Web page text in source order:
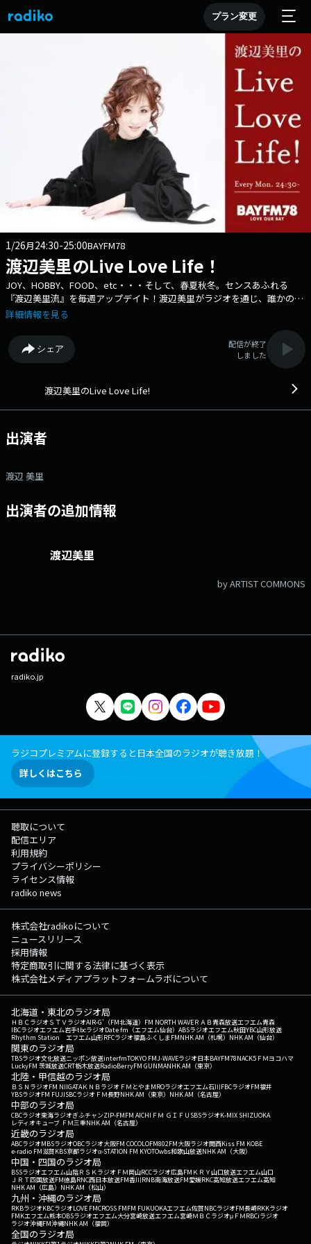
プラン変更
1/26月24:30-25:00BAYFM78
渡辺美里のLive Love Life！
JOY、HOBBY、FOOD、etc・・・そして、春夏秋冬。センスあふれる
『渡辺美里流』を毎週アップデイト！渡辺美里がラジオを通じ、誰かの
「LIFE」にシンクロ。ときに誰かのために涙し、ときに誰かのために叱咤
力になるラジオプログラムです。素敵な音楽で心地よい時間をご一緒
に。 渡辺美里 番組宛メール wmisato@bayfm.co.jp
番組公式HP https://bayfm.co.jp/program/wmisato/ 番組公式ハッシュ
https://twitter.com/misato_official ■BAYFM公式HP ■オンエア楽
詳細情報を見る
シェア
配信が終了
しました
渡辺美里のLive Love Life!
出演者
渡辺 美里
出演者の追加情報
渡辺美里
by ARTIST COMMONS
radiko.jp
ラジコプレミアムに登録すると日本全国のラジオが聴き放題！
詳しくはこちら
聴取について
配信エリア
利用規約
プライバシーポリシー
ライセンス情報
radiko news
株式会社radikoについて
ニュースリリース
採用情報
特定商取引に関する法律に基づく表示
株式会社メディアプラットフォームラボについて
北海道・東北のラジオ局
ＨＢＣラジオＳＴＶラジオAIR-G'（FM北海道） FM NORTH WAVEＲＡＢ青森放送エフエム青森
IBCラジオエフエム岩手tbcラジオDate fm（エフエム仙台） ABSラジオエフエム秋田YBC山形放送
Rhythm Station エフエム山形RFCラジオ福島ふくしまFMNHK AM（札幌） NHK AM（仙台）
関東のラジオ局
TBSラジオ文化放送ニッポン放送interfmTOKYO FMJ-WAVEラジオ日本BAYFM78NACK5 ＦＭヨコハマ
LuckyFM 茨城放送CRT栃木放送RadioBerryFM GUNMANHK AM（東京）
北陸・甲信越のラジオ局
ＢＳＮラジオFM NIIGATAＫＮＢラジオ ＦＭとやまMROラジオエフエム石川FBCラジオFM福井
YBSラジオFM FUJISBCラジオ ＦＭ長野NHK AM（東京） NHK AM（名古屋）
中部のラジオ局
CBCラジオ東海ラジオぎふチャンZIP-FMFM AICHI ＦＭ ＧＩＦＵ SBSラジオK-MIX SHIZUOKA
レディオキューブ ＦＭ三重NHK AM（名古屋）
近畿のラジオ局
ABCラジオMBSラジオOBCラジオ大阪FM COCOLOFM802FM大阪ラジオ関西Kiss FM KOBE
e-radio FM滋賀KBS京都ラジオα-STATION FM KYOTOwbs和歌山放送NHK AM（大阪）
中国・四国のラジオ局
BSSラジオエフエム山陰ＲＳＫラジオ ＦＭ岡山RCCラジオ広島FM ＫＲＹ山口放送エフエム山口
ＪＲＴ四国放送FM徳島RNC西日本放送FM香川RNB南海放送FM愛媛RKC高知放送エフエム高知
NHK AM（広島） NHK AM（松山）
九州・沖縄のラジオ局
RKBラジオKBCラジオLOVE FMCROSS FMFM FUKUOKAエフエム佐賀NBCラジオFM長崎RKKラジオ
FMKエフエム熊本OBSラジオエフエム大分宮崎放送エフエム宮崎ＭＢＣラジオμＦＭRBCiラジオ
ラジオ沖縄FM沖縄NHK AM（福岡）
全国のラジオ局